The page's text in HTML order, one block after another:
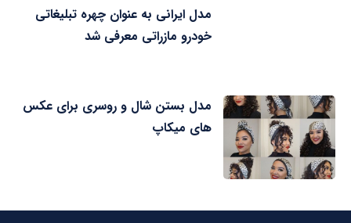
مدل ایرانی به عنوان چهره تبلیغاتی
خودرو مازراتی معرفی شد
مدل بستن شال و روسری برای عکس
های میکاپ